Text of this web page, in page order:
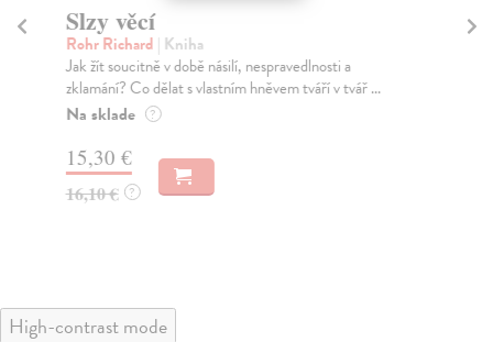
Slzy věcí
Rohr Richard | Kniha
Jak žít soucitně v době násilí, nespravedlnosti a
zklamání? Co dělat s vlastním hněvem tváří v tvář ...
Na sklade ?
15,30 €
16,10 € ?
High-contrast mode